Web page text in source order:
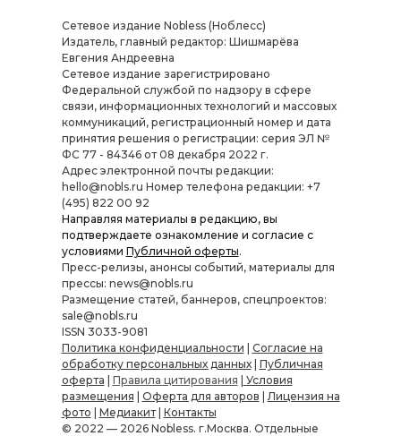
Сетевое издание Nobless (Ноблесс)
Издатель, главный редактор: Шишмарёва
Евгения Андреевна
Cетевое издание зарегистрировано
Федеральной службой по надзору в сфере
связи, информационных технологий и массовых
коммуникаций, регистрационный номер и дата
принятия решения о регистрации: серия ЭЛ №
ФС 77 - 84346 от 08 декабря 2022 г.
Адрес электронной почты редакции:
hello@nobls.ru Номер телефона редакции: +7
(495) 822 00 92
Направляя материалы в редакцию, вы
подтверждаете ознакомление и согласие с
условиями Публичной оферты.
Пресс-релизы, анонсы событий, материалы для
прессы: news@nobls.ru
Размещение статей, баннеров, спецпроектов:
sale@nobls.ru
ISSN 3033-9081
Политика конфиденциальности | Согласие на
обработку персональных данных| Публичная
оферта | Правила цитирования | Условия
размещения | Оферта для авторов | Лицензия на
фото | Медиакит| Контакты
© 2022 — 2026 Nobless. г.Москва. Отдельные